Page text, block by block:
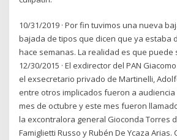
10/31/2019 · Por fin tuvimos una nueva
bajada de tipos que dicen que ya estaba
hace semanas. La realidad es que puede
12/30/2015 · El exdirector del PAN
el exsecretario privado de Martinelli,
entre otros implicados fueron a
mes de octubre y este mes fueron
la excontralora general Gioconda Torres
Famiglietti Russo y Rubén De Ycaza Arias.